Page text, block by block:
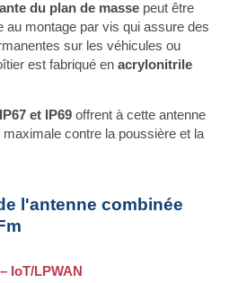
du plan de masse peut être
au montage par vis qui assure des
sur les véhicules ou
est fabriqué enacrylonitrile
IP67 et IP69 offrent à cette antenne
contre la poussière et la
l'antenne combinée
IoT/LPWAN